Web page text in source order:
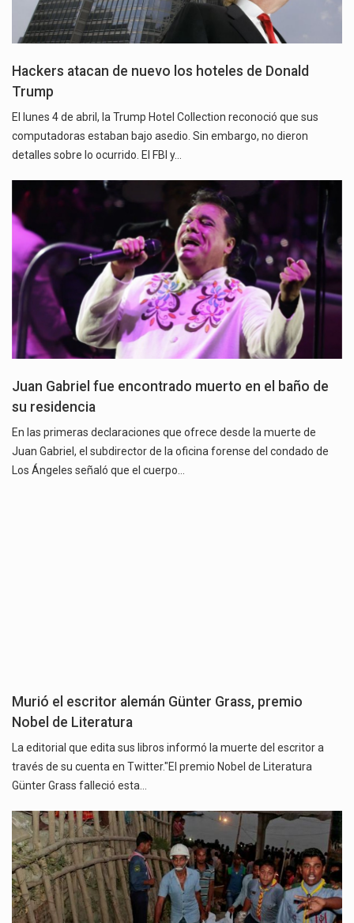
Hackers atacan de nuevo los hoteles de Donald
Trump
El lunes 4 de abril, la Trump Hotel Collection reconoció que sus
computadoras estaban bajo asedio. Sin embargo, no dieron
detalles sobre lo ocurrido. El FBI y…
Juan Gabriel fue encontrado muerto en el baño de
su residencia
En las primeras declaraciones que ofrece desde la muerte de
Juan Gabriel, el subdirector de la oficina forense del condado de
Los Ángeles señaló que el cuerpo…
Murió el escritor alemán Günter Grass, premio
Nobel de Literatura
La editorial que edita sus libros informó la muerte del escritor a
través de su cuenta en Twitter."El premio Nobel de Literatura
Günter Grass falleció esta…